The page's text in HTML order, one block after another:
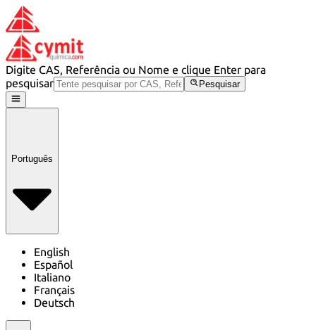
Digite CAS, Referência ou Nome e clique Enter para
pesquisar
Pesquisar
Português
English
Español
Italiano
Français
Deutsch